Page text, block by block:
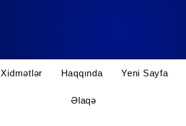
Xidmətlər Haqqında Yeni Sayfa
Əlaqə